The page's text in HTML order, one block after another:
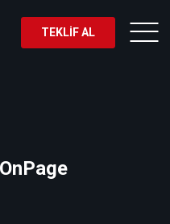
TEKLİF AL